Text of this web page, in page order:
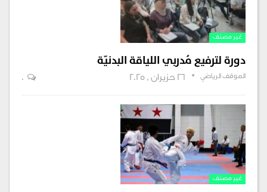
غير مصنف
دورة لترفيع مُدربي اللياقة البدنيّة
الموقف الرياضي 26 حزيران , 2025 0
غير مصنف